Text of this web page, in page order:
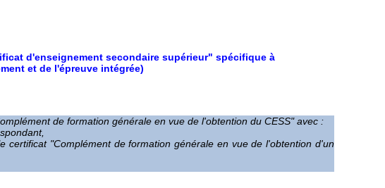
d'enseignement secondaire supérieur" spécifique à
et de l'épreuve intégrée)
de formation générale en vue de l'obtention du CESS" avec :
"Complément de formation générale en vue de l'obtention d'un